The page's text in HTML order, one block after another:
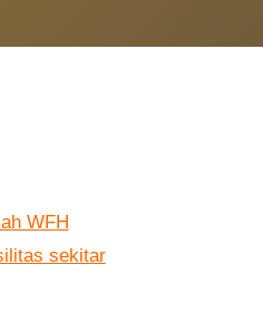
WFH
sekitar